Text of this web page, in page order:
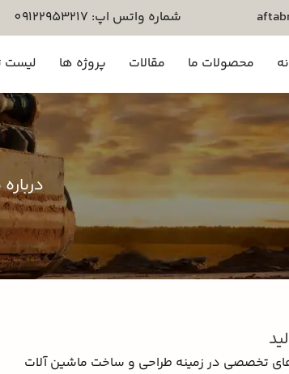
شماره واتس اپ: 09122953217
محصولات ما مقالات پروژه ها لیست
درباره
تخصصی در زمینه طراحی و ساخت ماشین آلات